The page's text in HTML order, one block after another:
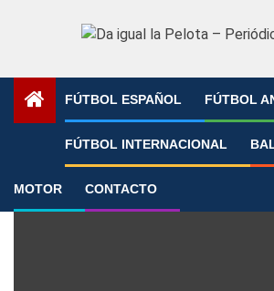
FÚTBOL ESPAÑOL FÚTBOL
FÚTBOL INTERNACIONAL
MOTOR CONTACTO
»
Mestalla